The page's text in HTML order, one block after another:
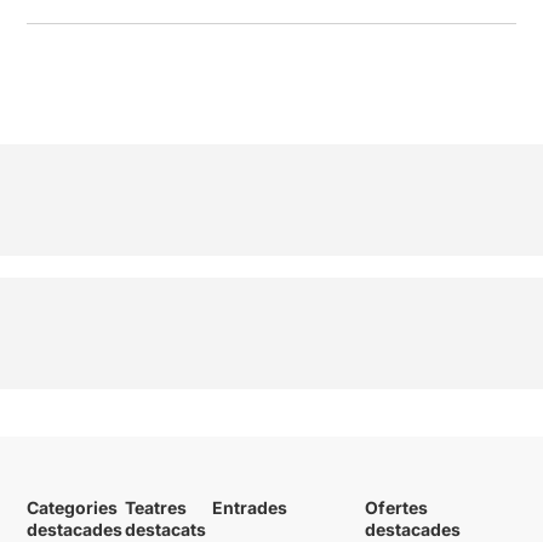
Categories
destacades
Teatres
destacats
Entrades
Ofertes
destacades